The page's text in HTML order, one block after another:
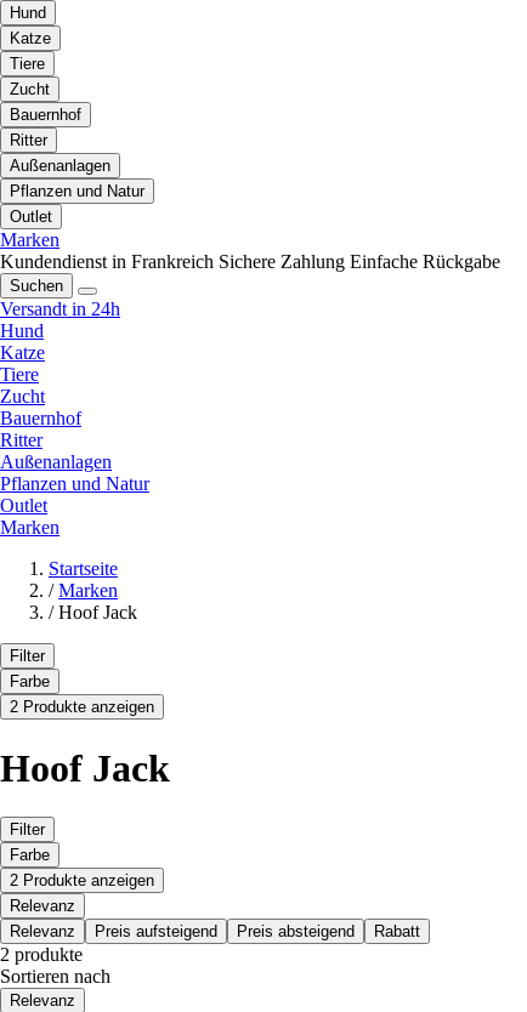
Hund
Katze
Tiere
Zucht
Bauernhof
Ritter
Außenanlagen
Pflanzen und Natur
Outlet
Marken
Kundendienst in Frankreich Sichere Zahlung Einfache Rückgabe
Suchen
Versandt in 24h
Hund
Katze
Tiere
Zucht
Bauernhof
Ritter
Außenanlagen
Pflanzen und Natur
Outlet
Marken
Startseite
/ Marken
/ Hoof Jack
Filter
Farbe
2 Produkte anzeigen
Hoof Jack
Filter
Farbe
2 Produkte anzeigen
Relevanz
Relevanz
Preis aufsteigend Preis absteigend Rabatt
2 produkte
Sortieren nach
Relevanz